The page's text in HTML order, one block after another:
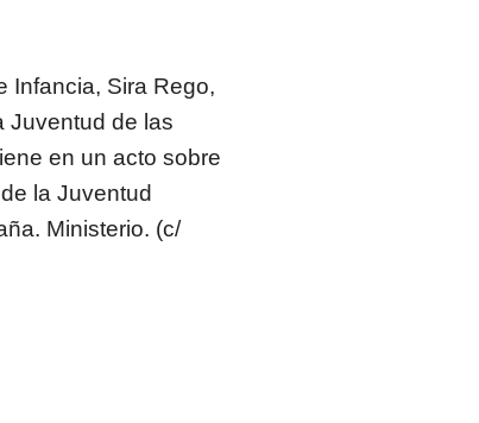
Infancia, Sira Rego,
Juventud de las
en un acto sobre
la Juventud
Ministerio. (c/